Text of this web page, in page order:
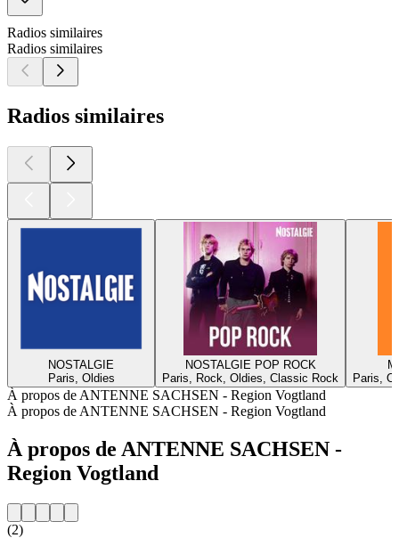
Radios similaires
Radios similaires
Radios similaires
NOSTALGIE
Paris, Oldies
NOSTALGIE POP ROCK
Paris, Rock, Oldies, Classic Rock
Paris,
À propos de ANTENNE SACHSEN - Region Vogtland
À propos de ANTENNE SACHSEN - Region Vogtland
À propos de ANTENNE SACHSEN -
Region Vogtland
(2)